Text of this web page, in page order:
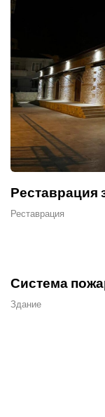
Реставрация
Реставрация
Система
Здание